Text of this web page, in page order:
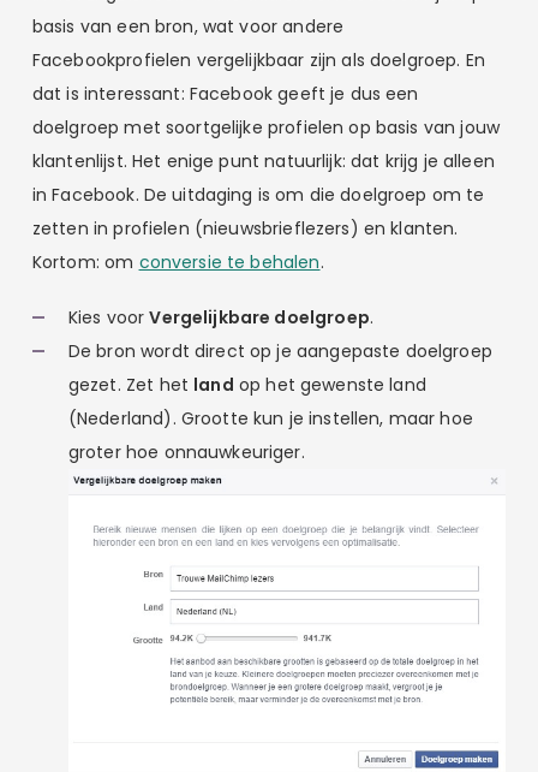
basis van een bron, wat voor andere
Facebookprofielen vergelijkbaar zijn als doelgroep. En
dat is interessant: Facebook geeft je dus een
doelgroep met soortgelijke profielen op basis van jouw
klantenlijst. Het enige punt natuurlijk: dat krijg je alleen
in Facebook. De uitdaging is om die doelgroep om te
zetten in profielen (nieuwsbrieflezers) en klanten.
Kortom: om conversie te behalen.
Kies voorVergelijkbare doelgroep.
De bron wordt direct op je aangepaste doelgroep
gezet. Zet het land op het gewenste land
(Nederland). Grootte kun je instellen, maar hoe
groter hoe onnauwkeuriger.